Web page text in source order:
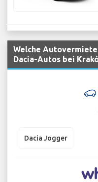
Welche
Dacia-Autos bei
Dacia Jogger